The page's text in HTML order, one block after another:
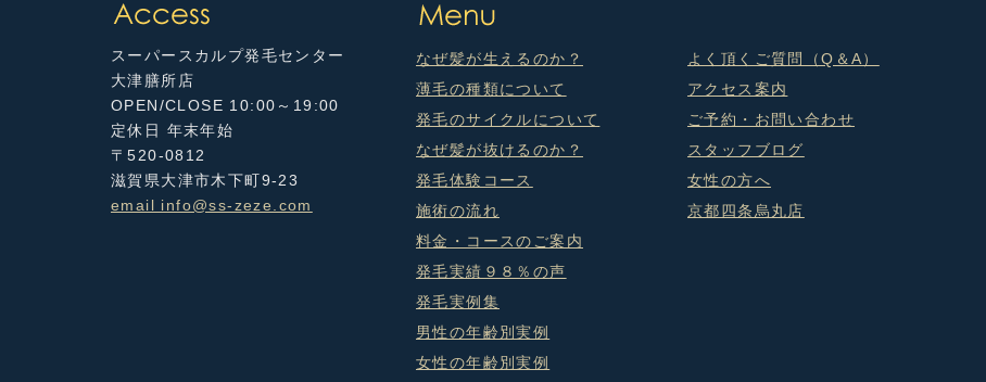
スーパースカルプ発毛センター
大津膳所店
OPEN/CLOSE 10:00～19:00
定休日 年末年始
〒520-0812
滋賀県大津市木下町9-23
email info@ss-zeze.com
なぜ髪が生えるのか？
薄毛の種類について
発毛のサイクルについて
なぜ髪が抜けるのか？
発毛体験コース
施術の流れ
料金・コースのご案内
発毛実績９８％の声
発毛実例集
男性の年齢別実例
女性の年齢別実例
よく頂くご質問（Q＆A）
アクセス案内
ご予約・お問い合わせ
スタッフブログ
女性の方へ
京都四条烏丸店